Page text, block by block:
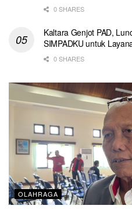
0 SHARES
Kaltara Genjot PAD,
SIMPADKU untuk
0 SHARES
OLAHRAGA